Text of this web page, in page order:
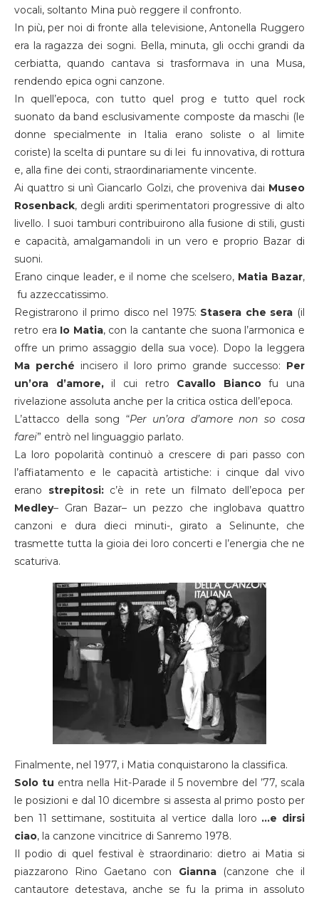
vocali, soltanto Mina può reggere il confronto.
In più, per noi di fronte alla televisione, Antonella Ruggero
era la ragazza dei sogni. Bella, minuta, gli occhi grandi da
cerbiatta, quando cantava si trasformava in una Musa,
rendendo epica ogni canzone.
In quell’epoca, con tutto quel prog e tutto quel rock
suonato da band esclusivamente composte da maschi (le
donne specialmente in Italia erano soliste o al limite
coriste) la scelta di puntare su di lei fu innovativa, di rottura
e, alla fine dei conti, straordinariamente vincente.
Ai quattro si unì Giancarlo Golzi, che proveniva dai Museo
Rosenback, degli arditi sperimentatori progressive di alto
livello. I suoi tamburi contribuirono alla fusione di stili, gusti
e capacità, amalgamandoli in un vero e proprio Bazar di
suoni.
Erano cinque leader, e il nome che scelsero, Matia Bazar,
fu azzeccatissimo.
Registrarono il primo disco nel 1975: Stasera che sera (il
retro era Io Matia, con la cantante che suona l’armonica e
offre un primo assaggio della sua voce). Dopo la leggera
Ma perché incisero il loro primo grande successo: Per
un’ora d’amore,il cui retro Cavallo Biancofu una
rivelazione assoluta anche per la critica ostica dell’epoca.
L’attacco della song “Per un’ora d’amore non so cosa
farei” entrò nel linguaggio parlato.
La loro popolarità continuò a crescere di pari passo con
l’affiatamento e le capacità artistiche: i cinque dal vivo
erano strepitosi: c’è in rete un filmato dell’epoca per
Medley– Gran Bazar– un pezzo che inglobava quattro
canzoni e dura dieci minuti-, girato a Selinunte, che
trasmette tutta la gioia dei loro concerti e l’energia che ne
scaturiva.
Finalmente, nel 1977, i Matia conquistarono la classifica.
Solo tu entra nella Hit-Parade il 5 novembre del ’77, scala
le posizioni e dal 10 dicembre si assesta al primo posto per
ben 11 settimane, sostituita al vertice dalla loro …e dirsi
ciao, la canzone vincitrice di Sanremo 1978.
Il podio di quel festival è straordinario: dietro ai Matia si
piazzarono Rino Gaetano con Gianna(canzone che il
cantautore detestava, anche se fu la prima in assoluto